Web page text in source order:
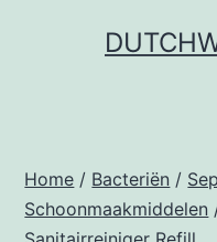
Home / Bacteriën /
Schoonmaakmiddelen